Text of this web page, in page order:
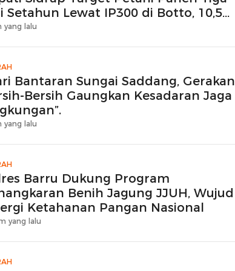
Setahun Lewat IP300 di Botto, 10,5
Sawah Langsung Diolah dengan
yang lalu
Bantaran Sungai Saddang, Gerakan
Bersih Gaungkan Kesadaran Jaga
yang lalu
Barru Dukung Program
Benih Jagung JJUH, Wujud
Ketahanan Pangan Nasional
yang lalu